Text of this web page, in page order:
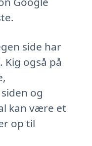
side har
også på
og
kan være et
op til